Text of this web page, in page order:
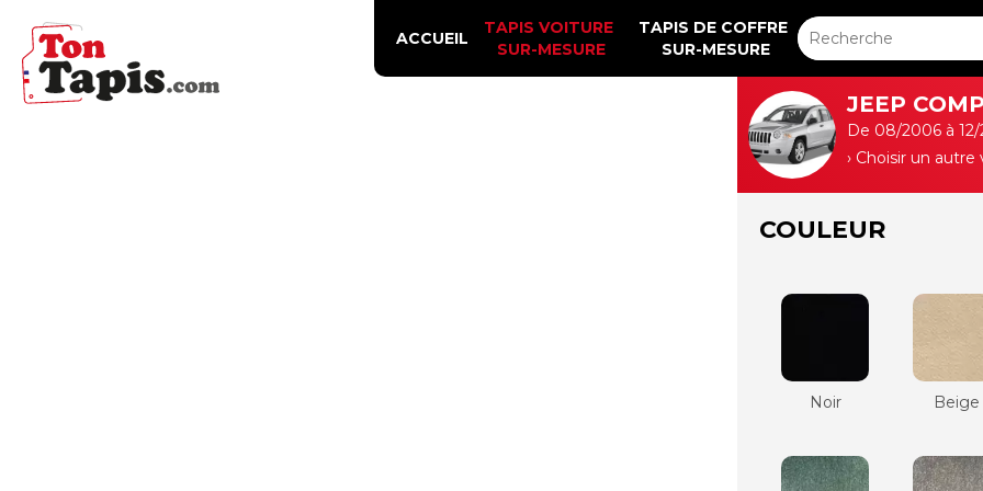
JEEP
De 08/2006 à 12/
› Choisir un autre
COULEUR
Noir Beige
ACCUEIL
TAPIS VOITURE
SUR-MESURE
TAPIS DE COFFRE
SUR-MESURE